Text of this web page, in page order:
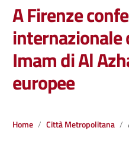
A Firenze
internazionale
Imam di Al
europee
Home Città Metropolitana